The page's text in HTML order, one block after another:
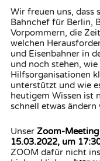
Wir freuen uns, dass
Bahnchef für Berlin,
Vorpommern, die
welchen
und Eisenbahner in
und noch stehen,
Hilfsorganisationen
unterstützt und wie
heutigem Wissen ist
schnell etwas ändern
Unser Zoom-
15.03.2022, um
ZOOM dafür nicht